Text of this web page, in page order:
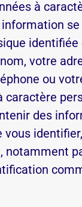
à
votre
ou
caractère
des
vous
notamment